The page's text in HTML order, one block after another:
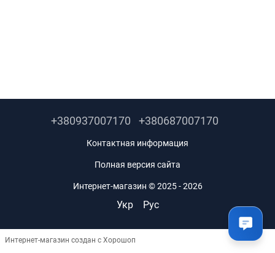
+380937007170 +380687007170
Контактная информация
Полная версия сайта
Интернет-магазин © 2025 - 2026
Укр Рус
Интернет-магазин создан с Хорошоп